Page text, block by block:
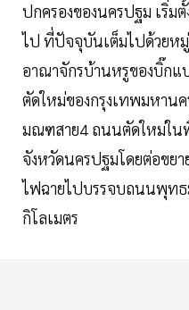
ปกครองของนครปฐม เริ่
ไป ที่ปัจจุบันเต็มไปด้วยห
อาณาจักรบ้านหรูของบิ๊ก
ตัดใหม่ของกรุงเทพมหาน
มณฑสาย4 ถนนตัดใหม่ใน
จังหวัดนครปฐมโดยต่อขย
ไฟฉายไปบรรจบถนนพุทธ
กิโลเมตร